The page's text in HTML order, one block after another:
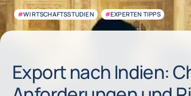
#WIRTSCHAFTSSTUDIEN #EXPERTEN TIPPS
Export nach Indien: